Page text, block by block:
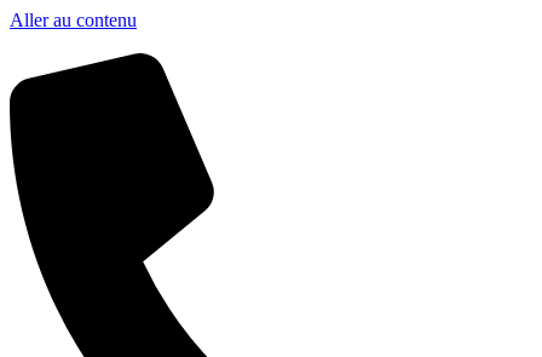
Aller au contenu